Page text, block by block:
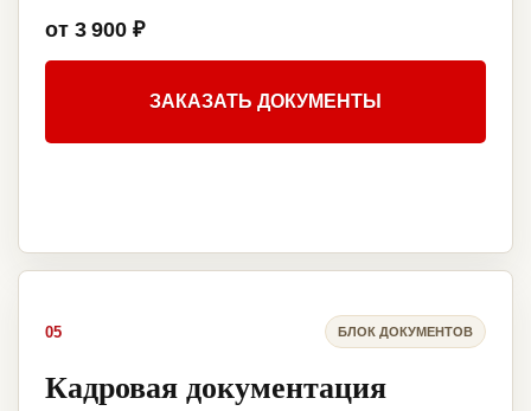
от 3 900 ₽
ЗАКАЗАТЬ ДОКУМЕНТЫ
05 БЛОК ДОКУМЕНТОВ
Кадровая документация